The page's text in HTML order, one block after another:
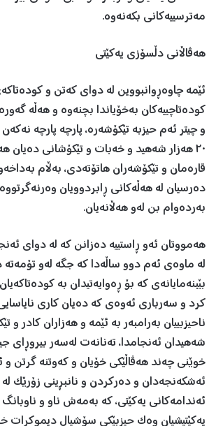
مەترسییەکانی بکەنەوە.
هەڤاڵانی دڵسۆزی یەکێتی
کودەتاچییەکان بەخۆیاندا بچنەوە و هەڵە
و چیتر ئەم ‌حیزبە تێکۆشەرە، پارچە پارچە
٢٠ هەزار شەهید و خەبات و تێکۆشانی دەیان
قارەمان و تێکۆشەران هاتۆتەدی، بەڵام
دەرسیان لە هەڵەکانی ڕابردوویان وەرنەگرتووە
بەردەوام بن لەو هەڵانەیان.
هەمووتان ئەو ڕاستییە دەزانن کە لە دوای
لە ماوەی ئەم دوو ساڵەدا کە جگە لەو تۆمەتە
بێبنەمایانەی کە بۆ ڕەوایەتیدان بە
کرد و سەرباری ئەوەی کە دەیان کاری
ناحیزبییان بەرامبەر بە ئێمە و هەزاران کادر
شەهیدان ئەنجامدا، تەنانەت لەسەر بیروڕای
خوێنی چەند هەڤاڵێکی خۆیان و کەوتنە گرتن و
ئەشکەنجەدان و دەرکردن و نانبڕینی زۆرێک لە
ئەندامەکانی یەکێتی، کە بەمەش ناو و
یەکێتیشیان وەک حیزبێکی سۆشیال دیموکرات